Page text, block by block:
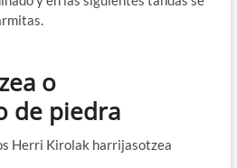
o
de piedra